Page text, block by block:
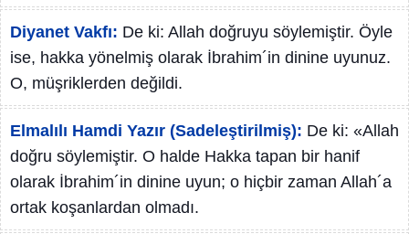
Diyanet Vakfı: De ki: Allah doğruyu söylemiştir. Öyle
ise, hakka yönelmiş olarak İbrahim´in dinine uyunuz.
O, müşriklerden değildi.
Elmalılı Hamdi Yazır (Sadeleştirilmiş): De ki: «Allah
doğru söylemiştir. O halde Hakka tapan bir hanif
olarak İbrahim´in dinine uyun; o hiçbir zaman Allah´a
ortak koşanlardan olmadı.